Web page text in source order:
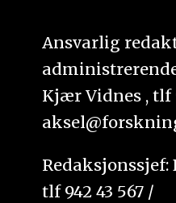
Ansvarlig
Kjær Vidnes , tlf
tlf 942 43 567 /